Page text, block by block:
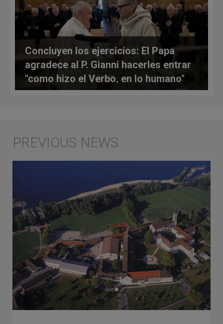
Concluyen los ejercicios: El Papa
agradece al P. Gianni hacerles entrar
"como hizo el Verbo, en lo humano"